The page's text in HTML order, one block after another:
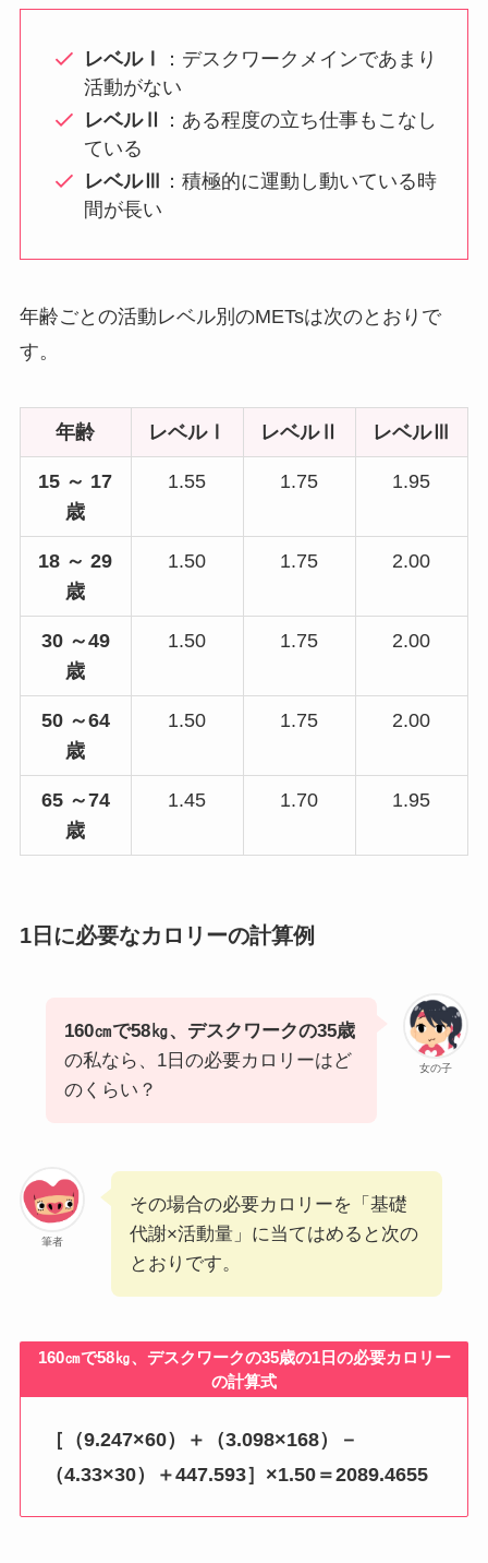
レベルⅠ
：デスクワークメインであまり
活動がない
レベルⅡ
：ある程度の立ち仕事もこなし
ている
レベルⅢ
：積極的に運動し動いている時
間が長い
年齢ごとの活動レベル別のMETsは次のとおりで
す。
年齢 レベルⅠ レベルⅡ レベルⅢ
15 ～ 17
歳
1.55 1.75 1.95
18 ～ 29
歳
1.50 1.75 2.00
30 ～49
歳
1.50 1.75 2.00
50 ～64
歳
1.50 1.75 2.00
65 ～74
歳
1.45 1.70 1.95
1日に必要なカロリーの計算例
女の子
160㎝で58㎏、デスクワークの35歳
の私なら、1日の必要カロリーはど
のくらい？
筆者
その場合の必要カロリーを「基礎
代謝×活動量」に当てはめると次の
とおりです。
160㎝で58㎏、デスクワークの35歳の1日の必要カロリー
の計算式
［（9.247×60）＋（3.098×168）－
（4.33×30）＋447.593］×1.50＝2089.4655